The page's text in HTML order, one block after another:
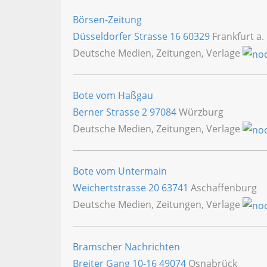
Börsen-Zeitung
Düsseldorfer Strasse 16 60329 Frankfurt a.
Deutsche Medien, Zeitungen, Verlage
Bote vom Haßgau
Berner Strasse 2 97084Würzburg
Deutsche Medien, Zeitungen, Verlage
Bote vom Untermain
Weichertstrasse 20 63741 Aschaffenburg
Deutsche Medien, Zeitungen, Verlage
Bramscher Nachrichten
Breiter Gang 10-1649074 Osnabrück